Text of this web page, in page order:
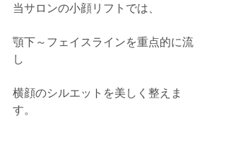
当サロンの小顔リフトでは、
顎下～フェイスラインを重点的に流
し
横顔のシルエットを美しく整えま
す。